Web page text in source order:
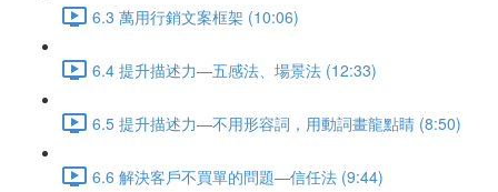
6.3 萬用行銷文案框架 (10:06)
6.4 提升描述力—五感法、場景法 (12:33)
6.5 提升描述力—不用形容詞，用動詞畫龍點睛 (8:50)
6.6 解決客戶不買單的問題—信任法 (9:44)